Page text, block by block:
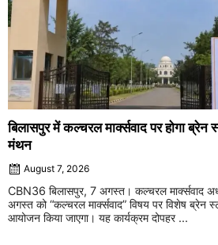
बिलासपुर में कल्चरल मार्क्सवाद पर होगा ब्रेन
मंथन
August 7, 2026
CBN36 बिलासपुर, 7 अगस्त। कल्चरल मार्क्सवाद
अगस्त को “कल्चरल मार्क्सवाद” विषय पर विशेष ब्रेन
आयोजन किया जाएगा। यह कार्यक्रम दोपहर ...